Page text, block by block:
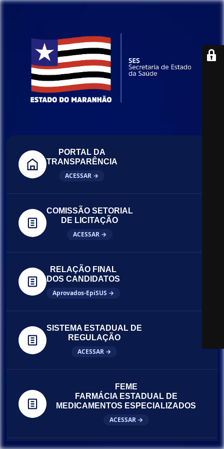
PORTAL DA
TRANSPARÊNCIA
ACESSAR →
COMISSÃO SETORIAL
DE LICITAÇÃO
ACESSAR →
RELAÇÃO FINAL
DOS CANDIDATOS
Aprovados-EpiSUS →
SISTEMA ESTADUAL DE
REGULAÇÃO
ACESSAR →
FEME
FARMÁCIA ESTADUAL DE
MEDICAMENTOS ESPECIALIZADOS
ACESSAR →